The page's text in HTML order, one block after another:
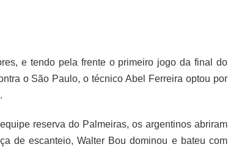
e tendo pela frente o primeiro jogo da final do
o São Paulo, o técnico Abel Ferreira optou por
reserva do Palmeiras, os argentinos abriram
de escanteio, Walter Bou dominou e bateu com